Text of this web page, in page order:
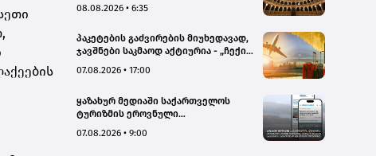
08.08.2026 • 6:35
პაკეტების გაძვირების მიუხედავად,
ჯავშნები საკმაოდ აქტიურია - „ჩექინ
07.08.2026 • 17:00
ყაზახურ მედიაში საქართველოს
ტურიზმის ეროვნული
კამპანიის ფარგლებში სტატიები
07.08.2026 • 9:00